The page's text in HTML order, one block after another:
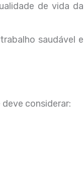
de vida da
saudável e
considerar: